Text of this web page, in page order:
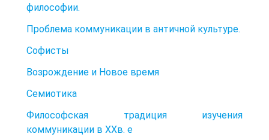
философии.
Проблема коммуникации в античной культуре.
Софисты
Возрождение и Новое время
Семиотика
Философская традиция изучения
коммуникации в XXв. е